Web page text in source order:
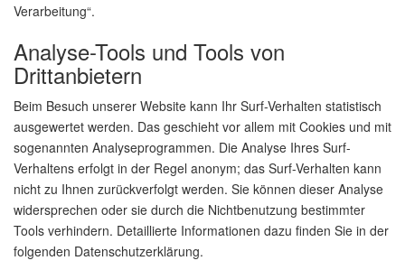
Verarbeitung“.
Analyse-Tools und Tools von
Drittanbietern
Beim Besuch unserer Website kann Ihr Surf-Verhalten statistisch
ausgewertet werden. Das geschieht vor allem mit Cookies und mit
sogenannten Analyseprogrammen. Die Analyse Ihres Surf-
Verhaltens erfolgt in der Regel anonym; das Surf-Verhalten kann
nicht zu Ihnen zurückverfolgt werden. Sie können dieser Analyse
widersprechen oder sie durch die Nichtbenutzung bestimmter
Tools verhindern. Detaillierte Informationen dazu finden Sie in der
folgenden Datenschutzerklärung.